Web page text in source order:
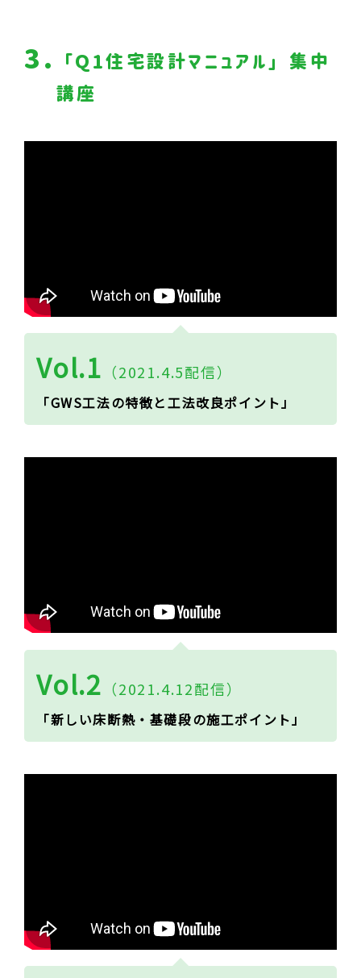
3.
「Ｑ1住宅設計マニュアル」集中
講座
Vol.1 （2021.4.5配信）
「GWS工法の特徴と工法改良ポイント」
Vol.2 （2021.4.12配信）
「新しい床断熱・基礎段の施工ポイント」